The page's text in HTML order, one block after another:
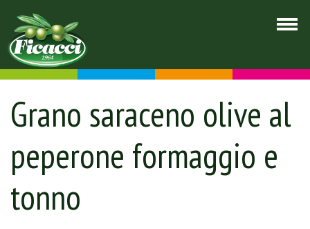
Grano saraceno olive al
peperone formaggio e
tonno